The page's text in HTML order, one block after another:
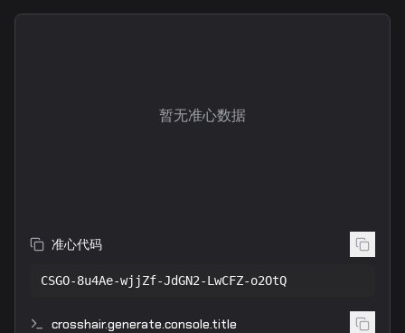
暂无准心数据
准心代码
CSGO-8u4Ae-wjjZf-JdGN2-LwCFZ-o2OtQ
crosshair.generate.console.title